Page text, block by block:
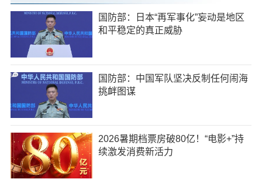
国防部：日本“再军事化”妄动是地区
和平稳定的真正威胁
国防部：中国军队坚决反制任何闹海
挑衅图谋
2026暑期档票房破80亿！“电影+”持
续激发消费新活力